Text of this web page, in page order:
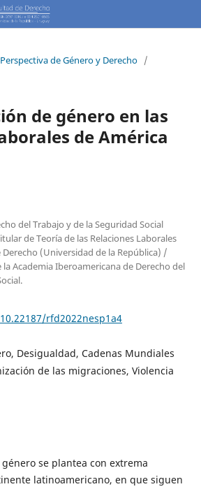
de Género y Derecho /
de género en las
de América
del Trabajo y de la Seguridad Social
de Teoría de las Relaciones Laborales
Derecho (Universidad de la República) /
Academia Iberoamericana de Derecho del
rfd2022nesp1a4
Desigualdad, Cadenas Mundiales
de las migraciones, Violencia
se plantea con extrema
latinoamericano, en que siguen